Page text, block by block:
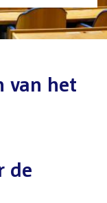
van het
de